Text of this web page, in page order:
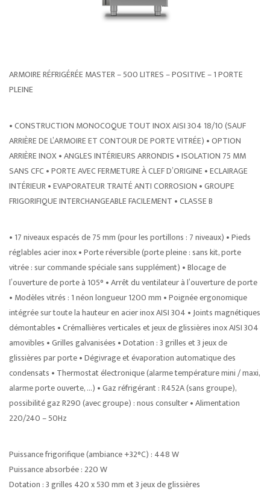
ARMOIRE RÉFRIGÉRÉE MASTER – 500 LITRES – POSITIVE – 1 PORTE
PLEINE
• CONSTRUCTION MONOCOQUE TOUT INOX AISI 304 18/10 (SAUF
ARRIÈRE DE L’ARMOIRE ET CONTOUR DE PORTE VITRÉE) • OPTION
ARRIÈRE INOX • ANGLES INTÉRIEURS ARRONDIS • ISOLATION 75 MM
SANS CFC • PORTE AVEC FERMETURE À CLEF D’ORIGINE • ECLAIRAGE
INTÉRIEUR • EVAPORATEUR TRAITÉ ANTI CORROSION • GROUPE
FRIGORIFIQUE INTERCHANGEABLE FACILEMENT • CLASSE B
• 17 niveaux espacés de 75 mm (pour les portillons : 7 niveaux) • Pieds
réglables acier inox • Porte réversible (porte pleine : sans kit, porte
vitrée : sur commande spéciale sans supplément) • Blocage de
l’ouverture de porte à 105° • Arrêt du ventilateur à l’ouverture de porte
• Modèles vitrés : 1 néon longueur 1200 mm • Poignée ergonomique
intégrée sur toute la hauteur en acier inox AISI 304 • Joints magnétiques
démontables • Crémallières verticales et jeux de glissières inox AISI 304
amovibles • Grilles galvanisées • Dotation : 3 grilles et 3 jeux de
glissières par porte • Dégivrage et évaporation automatique des
condensats • Thermostat électronique (alarme température mini / maxi,
alarme porte ouverte, …) • Gaz réfrigérant : R452A (sans groupe),
possibilité gaz R290 (avec groupe) : nous consulter • Alimentation
220/240 – 50Hz
Puissance frigorifique (ambiance +32°C) : 448 W
Puissance absorbée : 220 W
Dotation : 3 grilles 420 x 530 mm et 3 jeux de glissières